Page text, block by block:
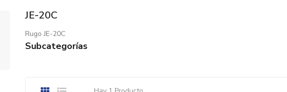
JE-20C
Rugo JE-20C
Subcategorías